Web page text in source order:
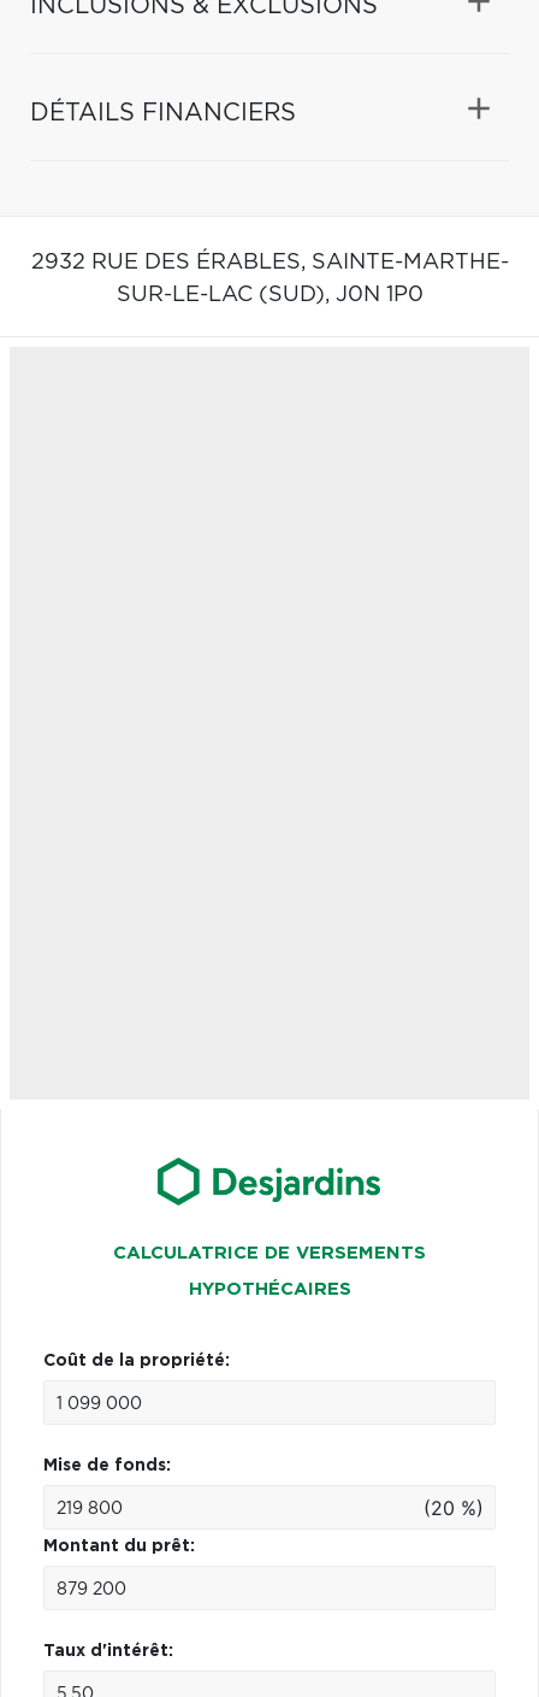
INCLUSIONS & EXCLUSIONS
DÉTAILS FINANCIERS
2932 RUE DES ÉRABLES, SAINTE-MARTHE-
SUR-LE-LAC (SUD), J0N 1P0
CALCULATRICE DE VERSEMENTS
HYPOTHÉCAIRES
Coût de la propriété:
Mise de fonds:
(20 %)
Montant du prêt:
Taux d'intérêt: